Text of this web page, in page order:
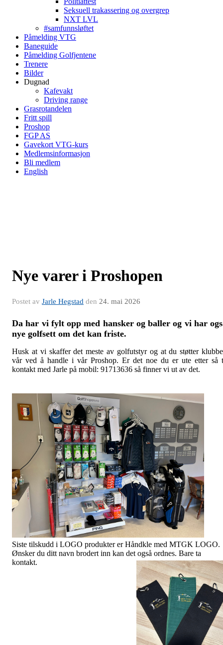
Seksuell trakassering og overgrep
NXT LVL
#samfunnsløftet
Påmelding VTG
Baneguide
Påmelding Golfjentene
Trenere
Bilder
Dugnad
Kafevakt
Driving range
Grasrotandelen
Fritt spill
Proshop
FGP AS
Gavekort VTG-kurs
Medlemsinformasjon
Bli medlem
English
Nye varer i Proshopen
Postet av Jarle Hegstad den 24. mai 2026
Da har vi fylt opp med hansker og baller og vi har
nye golfsett om det kan friste.
Husk at vi skaffer det meste av golfutstyr og at du støtter
vår ved å handle i vår Proshop. Er det noe du er ute etter så
kontakt med Jarle på mobil: 91713636 så finner vi ut av det.
Siste tilskudd i LOGO produkter er Håndkle med MTGK LOGO.
Ønsker du ditt navn brodert inn kan det også ordnes. Bare ta
kontakt.